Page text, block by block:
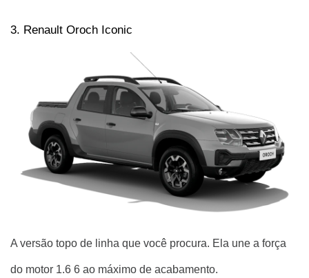
3. Renault Oroch Iconic
A versão topo de linha que você procura. Ela une a força
do motor 1.6 6 ao máximo de acabamento.